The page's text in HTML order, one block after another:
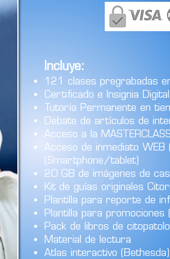
Incluye:
121 clases pregrabadas
Certificado e Insignia
Tutoría Permanente en
Debate de artículos de
Acceso a la
Acceso de inmediato WEB
(Smartphone/tablet)
20 GB de imágenes de
Kit de guías originales
Plantilla para reporte de
Plantilla para promociones
Pack de libros de
Material de lectura
Atlas interactivo (Bethesda)